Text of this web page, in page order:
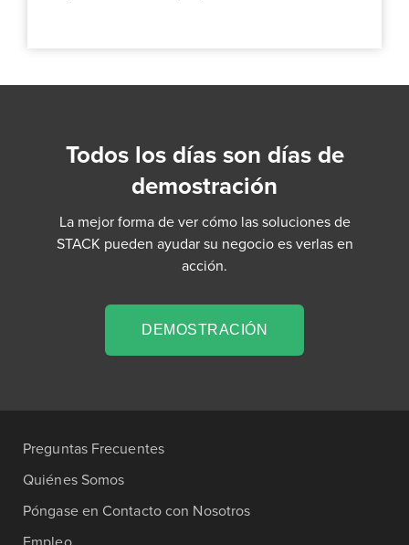
Todos los días son días de
demostración
La mejor forma de ver cómo las soluciones de
STACK pueden ayudar su negocio es verlas en
acción.
DEMOSTRACIÓN
Preguntas Frecuentes
Quiénes Somos
Póngase en Contacto con Nosotros